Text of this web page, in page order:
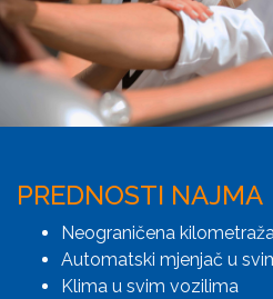
PREDNOSTI NAJMA
Neograničena
Automatski mjenjač u
Klima u svim vozilima